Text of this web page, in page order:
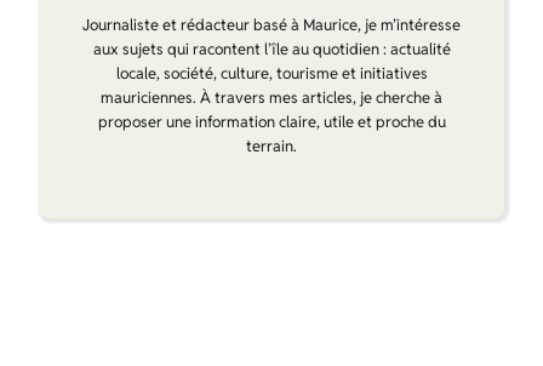
Journaliste et rédacteur basé à Maurice, je m’intéresse
aux sujets qui racontent l’île au quotidien : actualité
locale, société, culture, tourisme et initiatives
mauriciennes. À travers mes articles, je cherche à
proposer une information claire, utile et proche du
terrain.